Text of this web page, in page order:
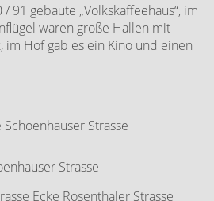
91 gebaute „Volkskaffeehaus“, im
waren große Hallen mit
im Hof gab es ein Kino und einen